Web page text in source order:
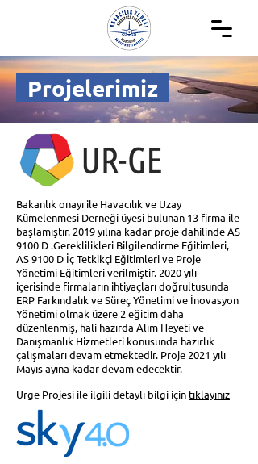
Projelerimiz
Bakanlık onayı ile Havacılık ve Uzay
Kümelenmesi Derneği üyesi bulunan 13 firma ile
başlamıştır. 2019 yılına kadar proje dahilinde AS
9100 D .Gereklilikleri Bilgilendirme Eğitimleri,
AS 9100 D İç Tetkikçi Eğitimleri ve Proje
Yönetimi Eğitimleri verilmiştir. 2020 yılı
içerisinde firmaların ihtiyaçları doğrultusunda
ERP Farkındalık ve Süreç Yönetimi ve İnovasyon
Yönetimi olmak üzere 2 eğitim daha
düzenlenmiş, hali hazırda Alım Heyeti ve
Danışmanlık Hizmetleri konusunda hazırlık
çalışmaları devam etmektedir. Proje 2021 yılı
Mayıs ayına kadar devam edecektir.
Urge Projesi ile ilgili detaylı bilgi için tıklayınız